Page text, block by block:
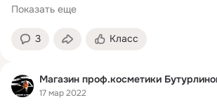
Показать еще
3 Класс
17 мар 2022